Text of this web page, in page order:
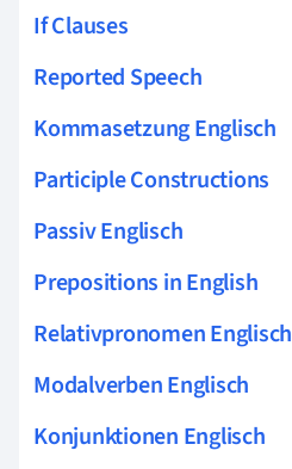
If Clauses
Reported Speech
Kommasetzung Englisch
Participle Constructions
Passiv Englisch
Prepositions in English
Relativpronomen Englisch
Modalverben Englisch
Konjunktionen Englisch